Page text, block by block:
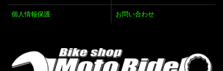
個人情報保護 お問い合わせ